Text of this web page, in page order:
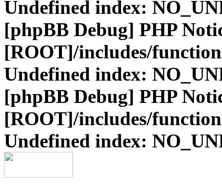
Undefined index:
[phpBB Debug] PHP
[ROOT]/includes/
Undefined index:
[phpBB Debug] PHP
[ROOT]/includes/
Undefined index: